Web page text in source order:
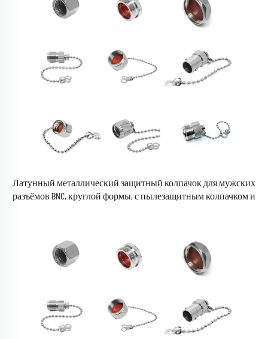
Латунный металлический защитный колпачок для мужских
разъёмов BNC, круглой формы, с пылезащитным колпачком и